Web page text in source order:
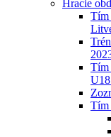
Hracie
Tím
Tím
Tím